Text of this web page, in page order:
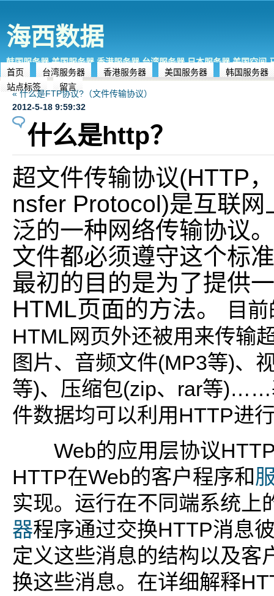
海西数据
韩国服务器,美国服务器,香港服务器,台湾服务器,日本服务器,美国空间
首页
台湾服务器 香港服务器 美国服务器
韩国服务器
站点标签
留言
« 什么是FTP协议?（文件传输协议）
2012-5-18 9:59:32
什么是http？
超文件传输协议(HTTP
nsfer Protocol)是互联网
泛的一种网络传输协议
文件都必须遵守这个标
最初的目的是为了提供
HTML页面的方法。
目
HTML网页外还被用来传输
图片、音频文件(MP3等)、
等)、压缩包(zip、rar等)……
件数据均可以利用HTTP进
Web的应用层协议HTTP
HTTP在Web的客户程序和
实现。运行在不同端系统上
器程序通过交换HTTP消息
定义这些消息的结构以及客
换这些消息。在详细解释